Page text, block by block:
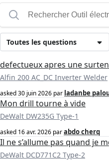
Toutes les questions
defectueux apres une
Alfin 200 AC_DC Inverter Welder
asked30 juin 2026 par ladanbe
Mon drill tourne à vide
DeWalt DW235G Type-1
asked 16 avr. 2026 parabdo cherq
Il ne s’allume pas quand je
DeWalt DCD771C2 Type-2